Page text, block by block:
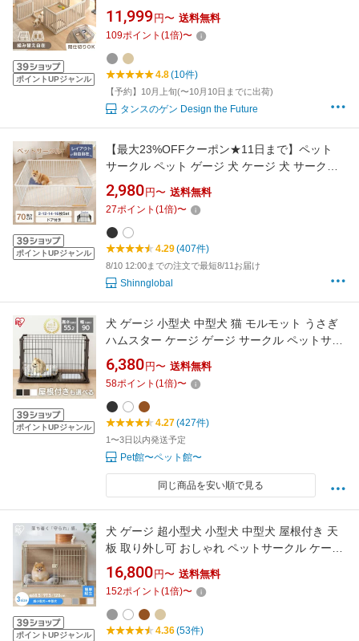
ポイントUPジャンル
付き 組み替え サークル ドッグサークル ケージ
ペットケージ 犬 犬用 小型犬 中型犬 滑り止め
室内 高さ 60cm 大きい 広い ワイド 拡張 仕切
り おしゃれ
11,999 円〜 送料無料
109ポイント (1倍)〜
4.8(10件)
【予約】10月上旬(〜10月10日までに出荷)
タンスのゲン Design the Future
ポイントUPジャンル
【最大23%OFFクーポン★11日まで】ペット
サークル ペット ゲージ 犬 ケージ 犬 サークル
高さ70cm 12枚 14枚 16枚 犬ゲージ ドッグサー
クル ペットフェンス 形変更可 小型犬 中型犬 大
型犬 多頭飼いドア付き ジョイント式 ダブルロ
ック スライドドア
2,980 円〜 送料無料
27ポイント (1倍)〜
4.29(407件)
8/10 12:00までの注文で最短8/11お届け
Shinnglobal
ポイントUPジャンル
犬 ゲージ 小型犬 中型犬 猫 モルモット うさぎ
ハムスター ケージ ゲージ サークル ペットサー
クルペットゲージ ペットケージ 屋根無し 屋根
付き お手入れが簡単 アイリスオーヤマ P-STN-
550 システムサークル アンダートレー付【R
上】
6,380 円〜 送料無料
58ポイント (1倍)〜
4.27(427件)
1〜3日以内発送予定
Pet館〜ペット館〜
同じ商品を安い順で見る
ポイントUPジャンル
犬 ゲージ 超小型犬 小型犬 中型犬 屋根付き 天
板 取り外し可 おしゃれ ペットサークル ケージ
サークル 犬ゲージ 拭くだけ お手入れ 組み立て
簡単 アイリスオーヤマ インテリアウッディサ
ークル PIWS-650 PIWS-960 PIWS-1260 *
[RNG]
16,800 円〜 送料無料
152ポイント (1倍)〜
4.36(53件)